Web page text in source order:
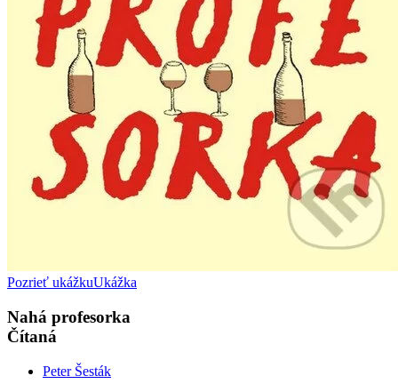
Pozrieť ukážkuUkážka
Nahá profesorka
Čítaná
Peter Šesták